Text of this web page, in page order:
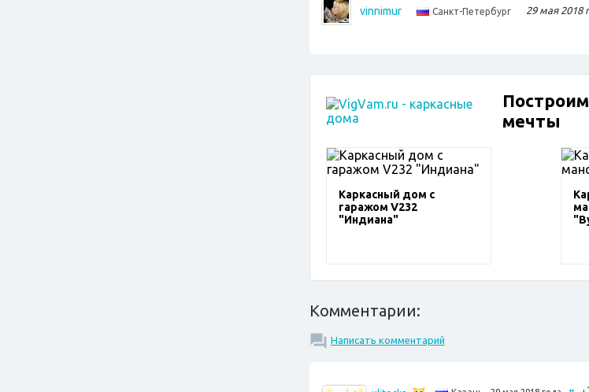
vinnimur Санкт-Петербург 29 мая 2018
мечты
Каркасный дом с
гаражом V232
"Индиана"
Комментарии:
Написать комментарий